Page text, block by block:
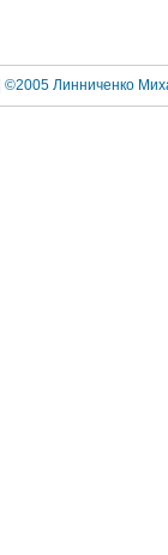
| ©2005 Линниченко